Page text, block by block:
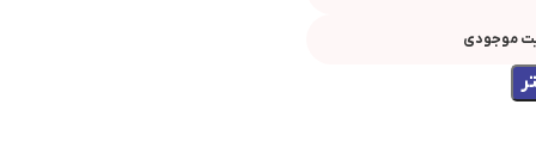
موجودی